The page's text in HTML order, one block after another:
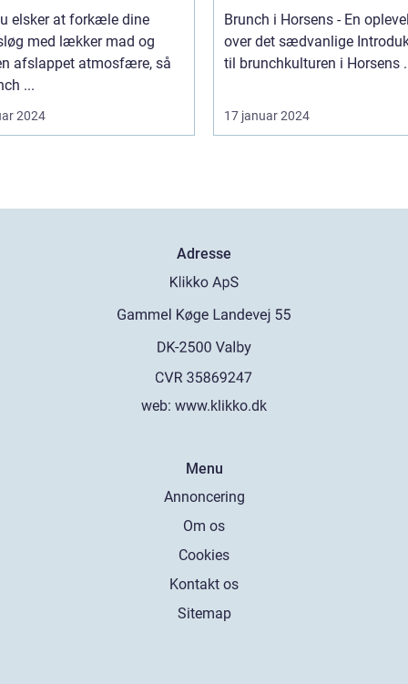
elsker at forkæle dine
med lækker mad og
afslappet atmosfære, så
...
2024
backpackere
Brunch i Horsens - En
over det sædvanlige Introduktion
til
17 januar 2024
Adresse
web: www.klikko.dk
Menu
Annoncering
Om os
Cookies
Kontakt os
Sitemap